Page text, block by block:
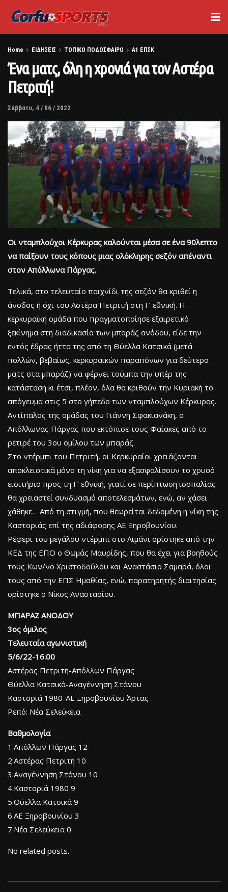
Home ΕΙΔΗΣΕΙΣ ΤΟΠΙΚΟ ΠΟΔΟΣΦΑΙΡΟ Α1 ΕΠΣΚ
Ένα ματς, όλη η χρονιά για τον Αστέρα
Πετριτή!
Σάββατο, 4 / 06 / 2022
Οι νταμπλούχοι Κέρκυρας καλούνται μέσα σε ένα 90λεπτο
να παίξουν τους κόπους μιας ολόκληρης σεζόν απέναντι
στον Απόλλωνα Πάργας.
Τελικά, στο τελευταίο παιχνίδι της σεζόν θα κριθεί η
άνοδος ή όχι του Αστέρα Πετριτή στη Γ’ εθνική. Η
κερκυραϊκή ομάδα που πραγματοποίησε εξαιρετικό
ξεκίνημα στη διαδικασία των μπαράζ ανόδου, είδε την
εντός έδρας ήττα της από τη Θύελλα Κατσικά (μετά
πολλών, βεβαίως, κερκυραϊκών παραπόνων για δεύτερο
ματς στα μπαράζ) να φέρνει τούμπα την υπέρ της
κατάσταση κι έτσι, πλέον, όλα θα κριθούν την Κυριακή το
απόγευμα στις 5 στο γήπεδο των νταμπλούχων Κέρκυρας.
Αντίπαλος της ομάδας του Γιάννη Σφακιανάκη, ο
Απόλλωνας Πάργας που εκτόπισε τους Φαίακες από το
ρετιρέ του 3ου ομίλου των μπαράζ.
Στο ντέρμπι του Πετριτή, οι Κερκυραίοι χρειάζονται
αποκλειστικά μόνο τη νίκη για να εξασφαλίσουν το χρυσό
εισιτήριο προς τη Γ’ εθνική, γιατί σε περίπτωση ισοπαλίας
θα χρειαστεί συνδυασμό αποτελεσμάτων, ενώ, αν χάσει
χάθηκε… Από τη στιγμή, που θεωρείται δεδομένη η νίκη της
Καστοριάς επί της αδιάφορης ΑΕ Ξηροβουνίου.
Ρέφερι του μεγάλου ντέρμπι στο Λιμάνι ορίστηκε από την
ΚΕΔ της ΕΠΟ ο Θωμάς Μαυρίδης, που θα έχει για βοηθούς
τους Κων/νο Χριστοδούλου και Αναστάσιο Σαμαρά, όλοι
τους από την ΕΠΣ Ημαθίας, ενώ, παρατηρητής διαιτησίας
ορίστηκε ο Νίκος Αναστασίου.
ΜΠΑΡΑΖ ΑΝΟΔΟΥ
3ος όμιλος
Τελευταία αγωνιστική
5/6/22-16.00
Αστέρας Πετριτή-Απόλλων Πάργας
Θύελλα Κατσικά-Αναγέννηση Στάνου
Καστοριά 1980-ΑΕ Ξηροβουνίου Άρτας
Ρεπό: Νέα Σελεύκεια
Βαθμολογία
1.Απόλλων Πάργας 12
2.Αστέρας Πετριτή 10
3.Αναγέννηση Στάνου 10
4.Καστοριά 1980 9
5.Θύελλα Κατσικά 9
6.ΑΕ Ξηροβουνίου 3
7.Νέα Σελεύκεια 0
No related posts.